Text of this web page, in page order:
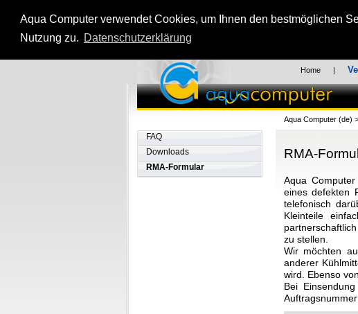
Aqua Computer verwendet Cookies, um Ihnen den bestmöglichen
Nutzung zu. Datenschutzerklärung
Home |
FAQ
Downloads
RMA-Formular
Aqua Computer (de) >
RMA-
Aqua
eines defekten
telefonisch
Kleinteile
zu stellen.
Wir möchten
anderer
wird. Ebenso
Bei